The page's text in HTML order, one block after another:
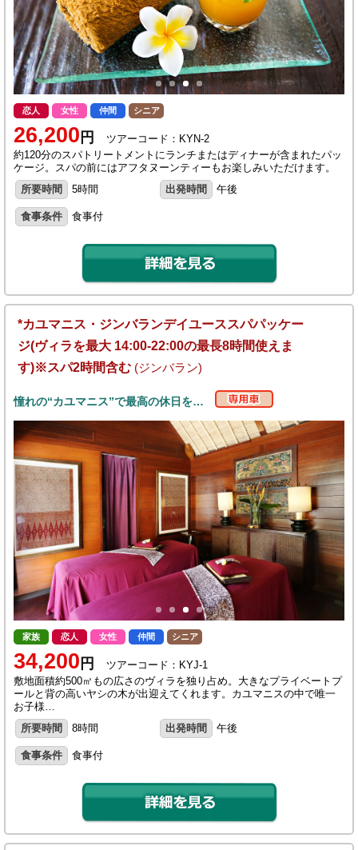
恋人 女性 仲間 シニア
26,200 円
ツアーコード：KYN-2
約120分のスパトリートメントにランチまたはディナーが含まれたパッ
ケージ。スパの前にはアフタヌーンティーもお楽しみいただけます。
所要時間
5時間 出発時間 午後
食事条件 食事付
*カユマニス・ジンバランデイユーススパパッケー
ジ(ヴィラを最大 14:00-22:00の最長8時間使えま
す)※スパ2時間含む (ジンバラン)
憧れの“カユマニス”で最高の休日を…
家族 恋人 女性 仲間 シニア
34,200 円
ツアーコード：KYJ-1
敷地面積約500㎡もの広さのヴィラを独り占め。大きなプライベートプ
ールと背の高いヤシの木が出迎えてくれます。カユマニスの中で唯一
お子様…
所要時間
8時間 出発時間 午後
食事条件 食事付